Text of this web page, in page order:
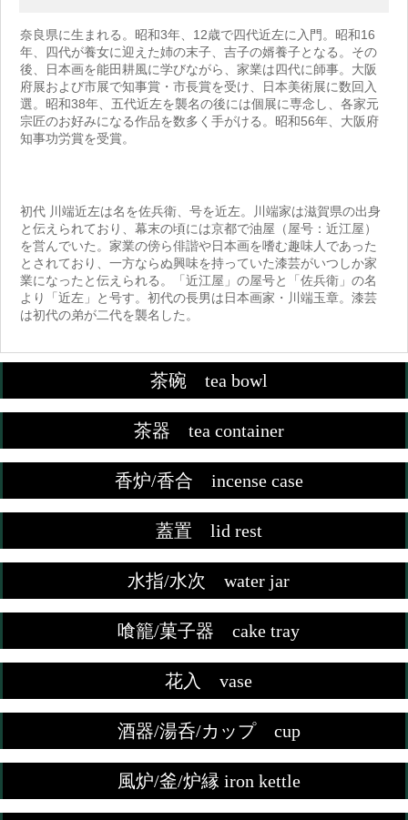
奈良県に生まれる。昭和3年、12歳で四代近左に入門。昭和16
年、四代が養女に迎えた姉の末子、吉子の婿養子となる。その
後、日本画を能田耕風に学びながら、家業は四代に師事。大阪
府展および市展で知事賞・市長賞を受け、日本美術展に数回入
選。昭和38年、五代近左を襲名の後には個展に専念し、各家元
宗匠のお好みになる作品を数多く手がける。昭和56年、大阪府
知事功労賞を受賞。
初代 川端近左は名を佐兵衛、号を近左。川端家は滋賀県の出身
と伝えられており、幕末の頃には京都で油屋（屋号：近江屋）
を営んでいた。家業の傍ら俳諧や日本画を嗜む趣味人であった
とされており、一方ならぬ興味を持っていた漆芸がいつしか家
業になったと伝えられる。「近江屋」の屋号と「佐兵衛」の名
より「近左」と号す。初代の長男は日本画家・川端玉章。漆芸
は初代の弟が二代を襲名した。
茶碗 tea bowl
茶器 tea container
香炉/香合 incense case
蓋置 lid rest
水指/水次 water jar
喰籠/菓子器 cake tray
花入 vase
酒器/湯呑/カップ cup
風炉/釜/炉縁 iron kettle